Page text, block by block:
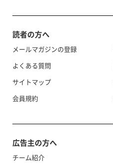
読者の方へ
メールマガジンの登録
よくある質問
サイトマップ
会員規約
広告主の方へ
チーム紹介